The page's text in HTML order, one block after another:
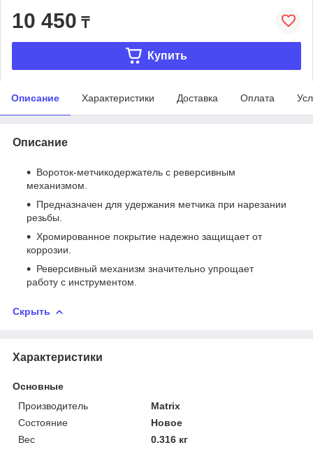
10 450 ₸
Купить
Описание Характеристики Доставка Оплата
Описание
Вороток-метчикодержатель с реверсивным
механизмом.
Предназначен для удержания метчика при нарезании
резьбы.
Хромированное покрытие надежно защищает от
коррозии.
Реверсивный механизм значительно упрощает
работу с инструментом.
Скрыть
Характеристики
Основные
Производитель
Matrix
Состояние
Новое
Вес
0.316 кг